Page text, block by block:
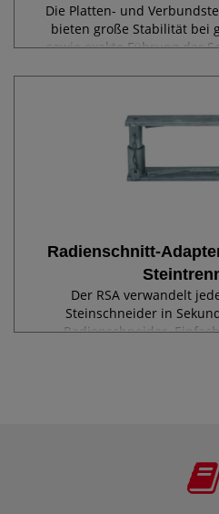
Die Platten- und
bieten große Stabilität bei
sowie exakte Führung der
Radienschnitt-
Der RSA verwandelt
Steinschneider in
Radienschneider.